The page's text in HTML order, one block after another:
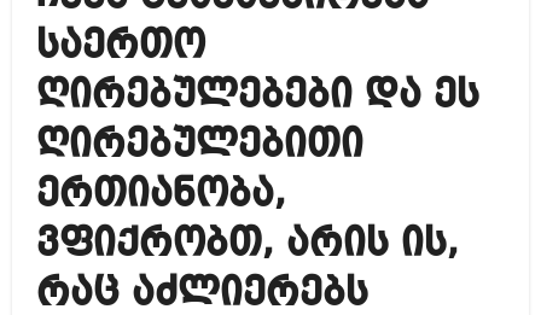
საერთო
ღირებულებები და ეს
ღირებულებითი
ერთიანობა,
ვფიქრობთ, არის ის,
რაც აძლიერებს